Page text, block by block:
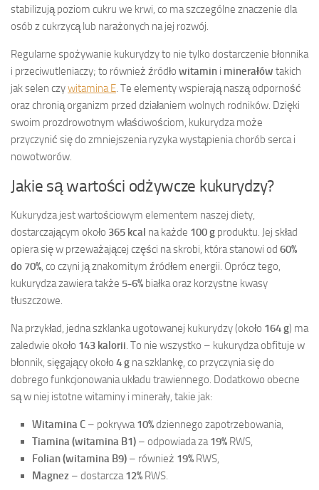
stabilizują poziom cukru we krwi, co ma szczególne znaczenie dla
osób z cukrzycą lub narażonych na jej rozwój.
Regularne spożywanie kukurydzy to nie tylko dostarczenie błonnika
i przeciwutleniaczy; to również źródło witamin i minerałów takich
jak selen czywitamina E. Te elementy wspierają naszą odporność
oraz chronią organizm przed działaniem wolnych rodników. Dzięki
swoim prozdrowotnym właściwościom, kukurydza może
przyczynić się do zmniejszenia ryzyka wystąpienia chorób serca i
nowotworów.
Jakie są wartości odżywcze kukurydzy?
Kukurydza jest wartościowym elementem naszej diety,
dostarczającym około 365 kcal na każde 100 g produktu. Jej skład
opiera się w przeważającej części na skrobi, która stanowi od 60%
do 70%, co czyni ją znakomitym źródłem energii. Oprócz tego,
kukurydza zawiera także 5-6% białka oraz korzystne kwasy
tłuszczowe.
Na przykład, jedna szklanka ugotowanej kukurydzy (około 164 g) ma
zaledwie około 143 kalorii. To nie wszystko – kukurydza obfituje w
błonnik, sięgający około 4 g na szklankę, co przyczynia się do
dobrego funkcjonowania układu trawiennego. Dodatkowo obecne
są w niej istotne witaminy i minerały, takie jak:
Witamina C – pokrywa10%dziennego zapotrzebowania,
Tiamina (witamina B1) – odpowiada za19% RWS,
Folian (witamina B9) – również 19% RWS,
Magnez – dostarcza12% RWS.